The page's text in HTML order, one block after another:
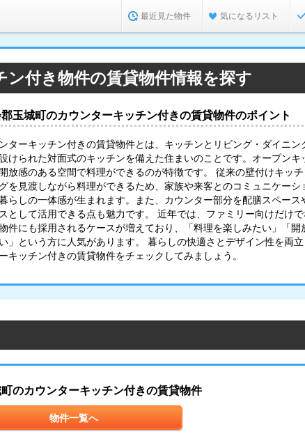
最近見た物件 気になるリスト
付き物件の賃貸物件情報を探す
郡玉城町のカウンターキッチン付きの賃貸物件のポイント
ターキッチン付きの賃貸物件とは、キッチンとリビング・ダイニン
けられた対面式のキッチンを備えた住まいのことです。オープンキ
放感のある空間で料理ができるのが特徴です。 従来の壁付けキッ
を見渡しながら料理ができるため、家族や来客とのコミュニケーシ
らしの一体感が生まれます。また、カウンター部分を配膳スペース
として活用できる点も魅力です。 近年では、ファミリー向けだけ
件にも採用されるケースが増えており、「料理を楽しみたい」「開
」という方に人気があります。 暮らしの快適さとデザイン性を両
キッチン付きの賃貸物件をチェックしてみましょう。
のカウンターキッチン付きの賃貸物件
物件一覧へ